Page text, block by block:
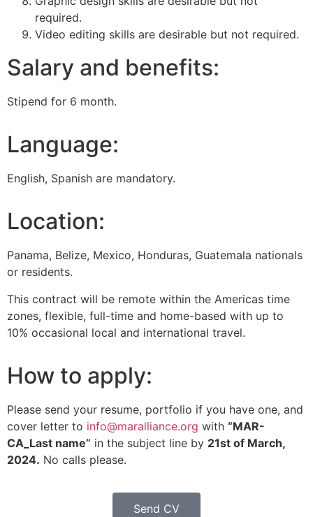
required.
Video editing skills are desirable but not required.
Salary and benefits:
Stipend for 6 month.
Language:
English, Spanish are mandatory.
Location:
Panama, Belize, Mexico, Honduras, Guatemala nationals
or residents.
This contract will be remote within the Americas time
zones, flexible, full-time and home-based with up to
10% occasional local and international travel.
How to apply:
Please send your resume, portfolio if you have one, and
cover letter to info@maralliance.org with “MAR-
CA_Last name” in the subject line by 21st of March,
2024. No calls please.
Send CV